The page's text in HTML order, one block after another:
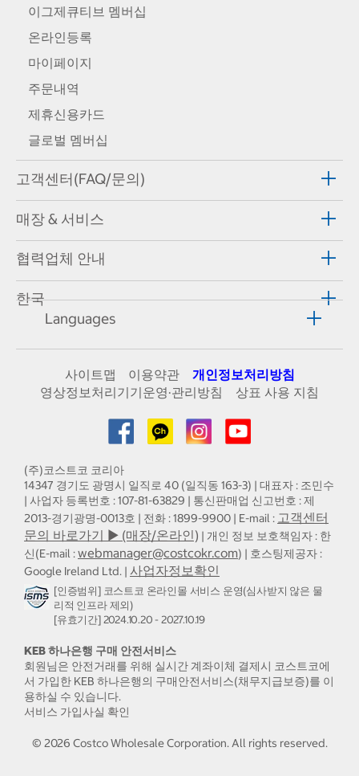
이그제큐티브 멤버십
온라인등록
마이페이지
주문내역
제휴신용카드
글로벌 멤버십
고객센터(FAQ/문의)
매장 & 서비스
협력업체 안내
한국
Languages
사이트맵 이용약관
개인정보처리방침
영상정보처리기기운영·관리방침
상표 사용 지침
(주)코스트코 코리아
14347 경기도 광명시 일직로 40 (일직동 163-3) | 대표자 : 조민수
| 사업자 등록번호 : 107-81-63829 | 통신판매업 신고번호 : 제
2013-경기광명-0013호 | 전화 : 1899-9900 | E-mail : 고객센터
문의 바로가기 ▶ (매장/온라인) | 개인 정보 보호책임자 : 한
신(E-mail :webmanager@costcokr.com) | 호스팅제공자 :
Google Ireland Ltd. | 사업자정보확인
[인증범위] 코스트코 온라인몰 서비스 운영(심사받지 않은 물
리적 인프라 제외)
[유효기간] 2024.10.20 - 2027.10.19
KEB 하나은행 구매 안전서비스
회원님은 안전거래를 위해 실시간 계좌이체 결제시 코스트코에
서 가입한 KEB 하나은행의 구매안전서비스(채무지급보증)를 이
용하실 수 있습니다.
서비스 가입사실 확인
© 2026 Costco Wholesale Corporation.All rights reserved.